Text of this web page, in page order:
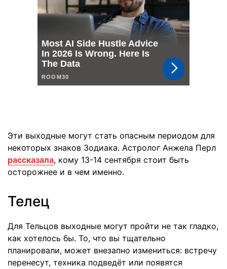
Эти выходные могут стать опасным периодом для
некоторых знаков Зодиака. Астролог Анжела Перл
рассказала, кому 13-14 сентября стоит быть
осторожнее и в чем именно.
Телец
Для Тельцов выходные могут пройти не так гладко,
как хотелось бы. То, что вы тщательно
планировали, может внезапно измениться: встречу
перенесут, техника подведёт или появятся